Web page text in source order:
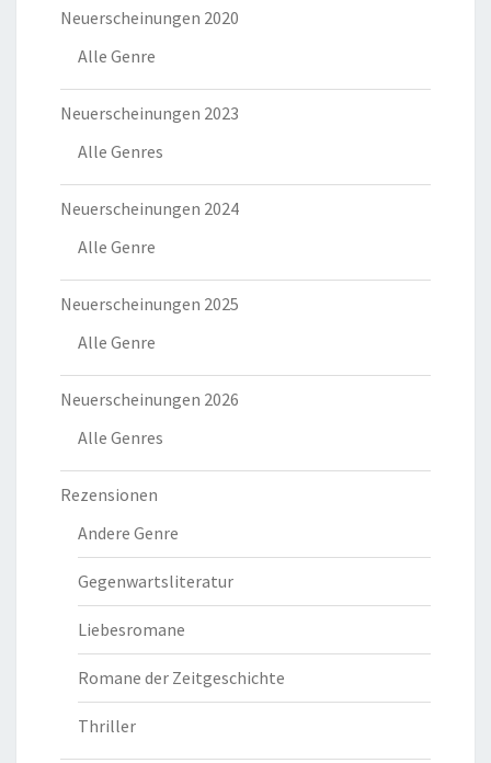
Neuerscheinungen 2020
Alle Genre
Neuerscheinungen 2023
Alle Genres
Neuerscheinungen 2024
Alle Genre
Neuerscheinungen 2025
Alle Genre
Neuerscheinungen 2026
Alle Genres
Rezensionen
Andere Genre
Gegenwartsliteratur
Liebesromane
Romane der Zeitgeschichte
Thriller